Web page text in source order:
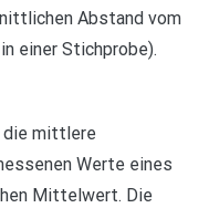
Abstand vom
einer Stichprobe).
die mittlere
Werte eines
Mittelwert. Die